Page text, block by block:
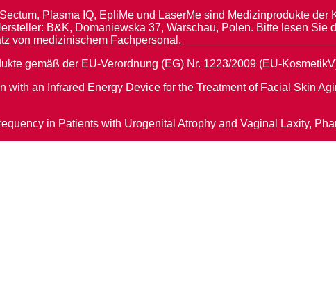
Plasma IQ, EpliMe und LaserMe sind Medizinprodukte
B&K, Domaniewska 37, Warschau, Polen. Bitte lesen
von medizinischem Fachpersonal.
gemäß der EU-Verordnung (EG) Nr. 1223/2009 (EU-
with an Infrared Energy Device for the Treatment of Facial Skin
in Patients with Urogenital Atrophy and Vaginal Laxity,